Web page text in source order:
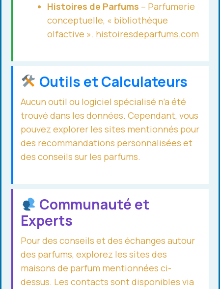
Histoires de Parfums – Parfumerie
conceptuelle, « bibliothèque
olfactive ». histoiresdeparfums.com
Outils et Calculateurs
Aucun outil ou logiciel spécialisé n’a été
trouvé dans les données. Cependant, vous
pouvez explorer les sites mentionnés pour
des recommandations personnalisées et
des conseils sur les parfums.
Communauté et
Experts
Pour des conseils et des échanges autour
des parfums, explorez les sites des
maisons de parfum mentionnées ci-
dessus. Les contacts sont disponibles via